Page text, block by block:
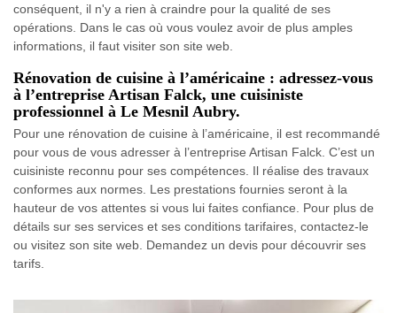
conséquent, il n'y a rien à craindre pour la qualité de ses
opérations. Dans le cas où vous voulez avoir de plus amples
informations, il faut visiter son site web.
Rénovation de cuisine à l’américaine : adressez-vous
à l’entreprise Artisan Falck, une cuisiniste
professionnel à Le Mesnil Aubry.
Pour une rénovation de cuisine à l’américaine, il est recommandé
pour vous de vous adresser à l’entreprise Artisan Falck. C’est un
cuisiniste reconnu pour ses compétences. Il réalise des travaux
conformes aux normes. Les prestations fournies seront à la
hauteur de vos attentes si vous lui faites confiance. Pour plus de
détails sur ses services et ses conditions tarifaires, contactez-le
ou visitez son site web. Demandez un devis pour découvrir ses
tarifs.